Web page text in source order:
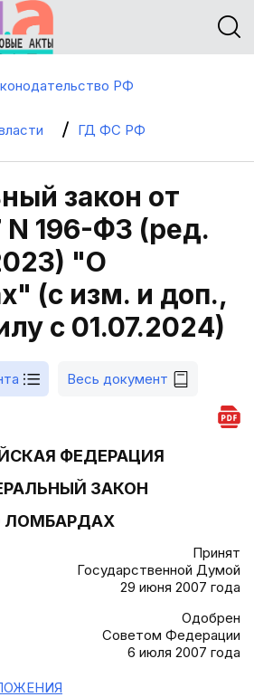
РФ
ГД ФС РФ
закон от
N 196-ФЗ (ред.
"О
(с изм. и доп.,
с 01.07.2024)
Весь документ
ФЕДЕРАЦИЯ
ЗАКОН
ЛОМБАРДАХ
Принят
Государственной Думой
29 июня 2007 года
Одобрен
Советом Федерации
6 июля 2007 года